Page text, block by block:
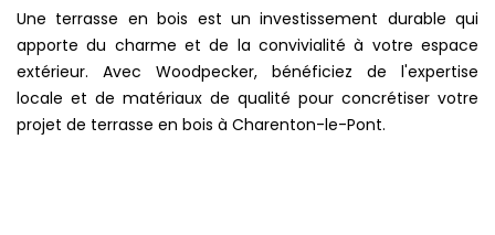
Une terrasse en bois est un investissement durable qui
apporte du charme et de la convivialité à votre espace
extérieur. Avec Woodpecker, bénéficiez de l'expertise
locale et de matériaux de qualité pour concrétiser votre
projet de terrasse en bois à Charenton-le-Pont.